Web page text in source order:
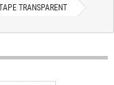
TRANSPARENT